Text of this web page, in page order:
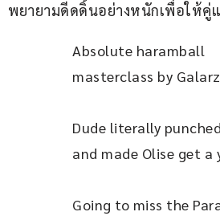
พยายามดีดดิ้นอย่างหนักเพื่อให้คู่
Absolute haramball
masterclass by
Dude literally
and made Olise get a
Going to miss the